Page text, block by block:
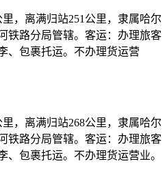
，离满归站251公里，隶属哈尔
铁路分局管辖。客运：办理旅客
、包裹托运。不办理货运营
，离满归站268公里，隶属哈尔
铁路分局管辖。客运：办理旅客
、包裹托运。不办理货运营业。